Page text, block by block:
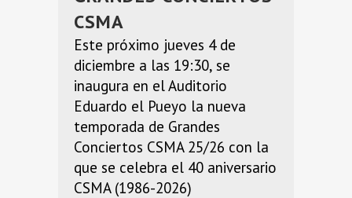
CSMA
Este próximo jueves 4 de
diciembre a las 19:30, se
inaugura en el Auditorio
Eduardo el Pueyo la nueva
temporada de Grandes
Conciertos CSMA 25/26 con la
que se celebra el 40 aniversario
CSMA (1986-2026)